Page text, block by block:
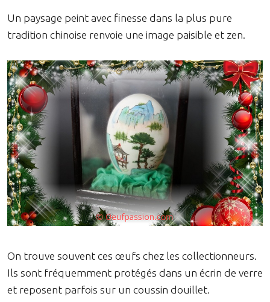
Un paysage peint avec finesse dans la plus pure
tradition chinoise renvoie une image paisible et zen.
On trouve souvent ces œufs chez les collectionneurs.
Ils sont fréquemment protégés dans un écrin de verre
et reposent parfois sur un coussin douillet.